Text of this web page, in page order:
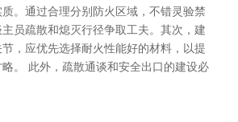
。通过合理分别防火区域，不错灵验禁
员疏散和熄灭行径争取工夫。其次，建
，应优先选择耐火性能好的材料，以提
。 此外，疏散通谈和安全出口的建设必